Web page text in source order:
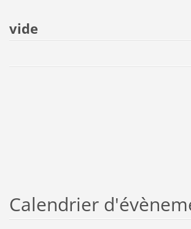
vide
Calendrier